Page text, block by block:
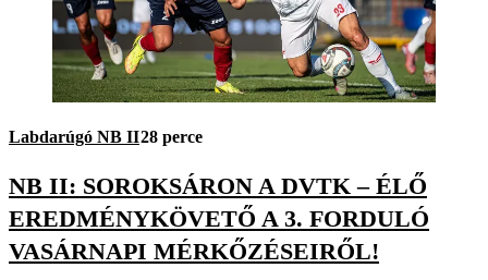
Labdarúgó NB II28 perce
NB II: SOROKSÁRON A DVTK – ÉLŐ
EREDMÉNYKÖVETŐ A 3. FORDULÓ
VASÁRNAPI MÉRKŐZÉSEIRŐL!